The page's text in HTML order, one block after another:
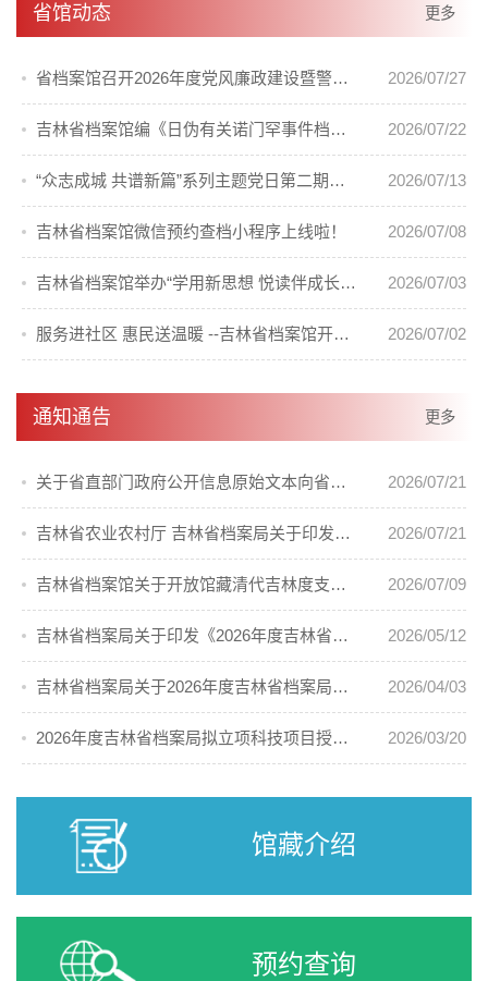
省馆动态 更多
省档案馆召开2026年度党风廉政建设暨警示教育会议 2026/07/27
吉林省档案馆编《日伪有关诺门罕事件档案汇编》出版发行 2026/07/22
“众志成城 共谱新篇”系列主题党日第二期活动顺利开展 2026/07/13
吉林省档案馆微信预约查档小程序上线啦！ 2026/07/08
吉林省档案馆举办“学用新思想 悦读伴成长”青年读书读档活动 2026/07/03
服务进社区 惠民送温暖 --吉林省档案馆开展进社区慰问活动 2026/07/02
通知通告 更多
关于省直部门政府公开信息原始文本向省档案馆移交的通知 2026/07/21
吉林省农业农村厅 吉林省档案局关于印发《吉林省第二轮土地承包到期后再延长30年试点工作档案管理实施办法》的通知 2026/07/21
吉林省档案馆关于开放馆藏清代吉林度支司档案的通告 2026/07/09
吉林省档案局关于印发《2026年度吉林省档案局科技项目计划》的通知 2026/05/12
吉林省档案局关于2026年度吉林省档案局优秀科技成果奖励的通知 2026/04/03
2026年度吉林省档案局拟立项科技项目授奖优秀科技成果公示 2026/03/20
馆藏介绍
预约查询